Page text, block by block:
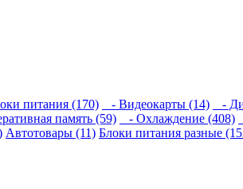
питания (170) - Видеокарты (14) -
память (59) - Охлаждение (408)
Автотовары (11) Блоки питания разные